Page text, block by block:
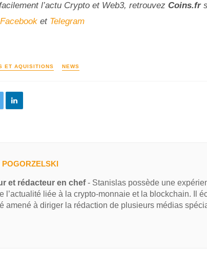
l’actu Crypto et Web3, retrouvez Coins.fr
Facebook et Telegram
ET AQUISITIONS NEWS
et rédacteur en chef- Stanislas possède une
l’actualité liée à la crypto-monnaie et la blockchain. Il
amené à diriger la rédaction de plusieurs médias